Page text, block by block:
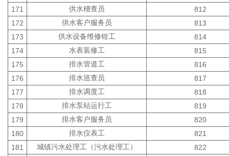
171
供水稽查员
812
172
供水客户服务员
813
173
供水设备维修钳工
814
174
水表装修工
815
175
排水管道工
816
176
排水巡查员
817
177
排水调度工
818
178
排水泵站运行工
819
179
排水客户服务员
820
180
排水仪表工
821
181
城镇污水处理工（污水处理工）
822